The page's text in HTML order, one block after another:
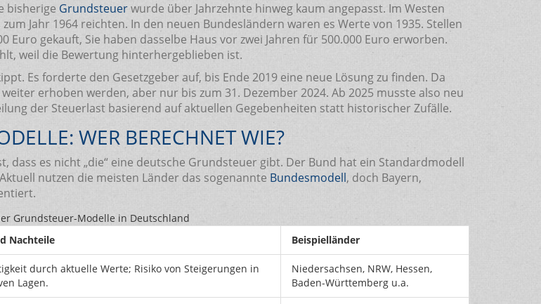
bisherige Grundsteuerwurde über Jahrzehnte hinweg kaum angepasst. Im Westen
Jahr 1964 reichten. In den neuen Bundesländern waren es Werte von 1935. Stellen
Euro gekauft, Sie haben dasselbe Haus vor zwei Jahren für 500.000 Euro erworben.
weil die Bewertung hinterhergeblieben ist.
Es forderte den Gesetzgeber auf, bis Ende 2019 eine neue Lösung zu finden. Da
erhoben werden, aber nur bis zum 31. Dezember 2024. Ab 2025 musste also neu
der Steuerlast basierend auf aktuellen Gegebenheiten statt historischer Zufälle.
WER BERECHNET WIE?
dass es nicht „die“ eine deutsche Grundsteuer gibt. Der Bund hat ein Standardmodell
nutzen die meisten Länder das sogenannte Bundesmodell, doch Bayern,
Grundsteuer-Modelle in Deutschland
Nachteile Beispielländer
durch aktuelle Werte; Risiko von Steigerungen in
Lagen.
Niedersachsen, NRW, Hessen,
Baden-Württemberg u.a.